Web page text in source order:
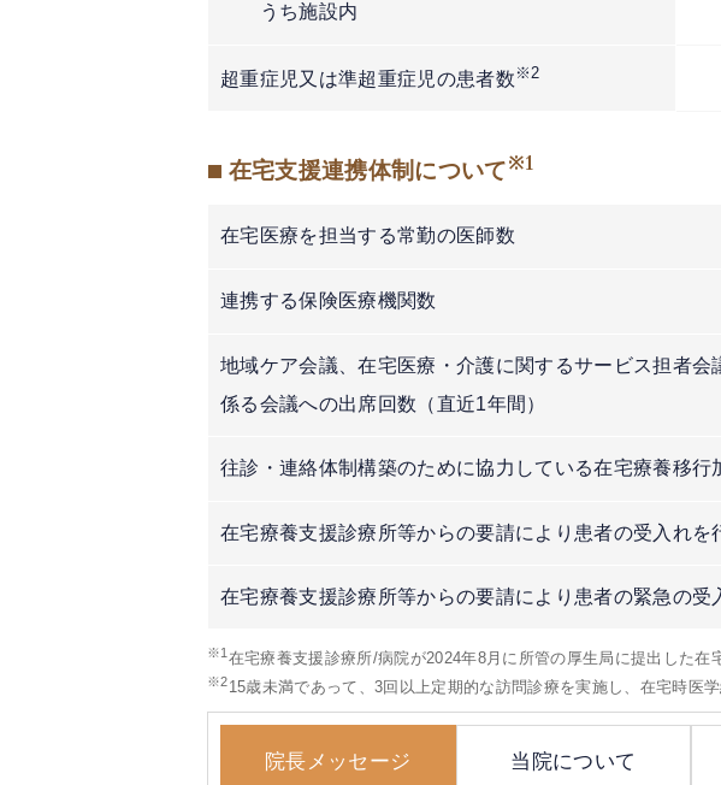
うち施設内
超重症児又は準超重症児の患者数 ※2
■ 在宅支援連携体制について※1
在宅医療を担当する常勤の医師数
連携する保険医療機関数
地域ケア会議、在宅医療・介護に関するサービス担者
係る会議への出席回数（直近1年間）
往診・連絡体制構築のために協力している在宅療養移行
在宅療養支援診療所等からの要請により患者の受入れ
在宅療養支援診療所等からの要請により患者の緊急の受
※1 在宅療養支援診療所/病院が2024年8月に所管の厚生局に提出した
※215歳未満であって、3回以上定期的な訪問診療を実施し、在宅時医
院長メッセージ 当院について